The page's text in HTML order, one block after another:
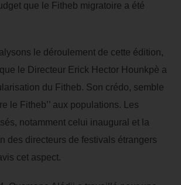
que le Fitheb migratoire a été
le déroulement de cette édition,
le Directeur Erick Hector Hounkpè a
du Fitheb. Son crédo, semble
le Fitheb’’ aux populations. Les
notamment celui inaugural et la
des directeurs de festivals étrangers
cet aspect.